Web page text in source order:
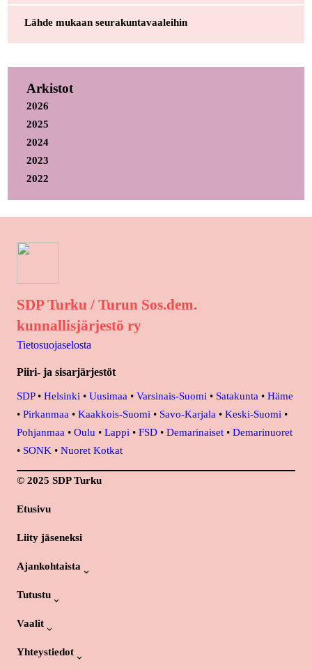
Lähde mukaan seurakuntavaaleihin
Arkistot
2026
2025
2024
2023
2022
SDP Turku / Turun Sos.dem.
kunnallisjärjestö ry
Tietosuojaselosta
Piiri- ja sisarjärjestöt
SDP• Helsinki • Uusimaa • Varsinais-Suomi • Satakunta • Häme
• Pirkanmaa • Kaakkois-Suomi • Savo-Karjala • Keski-Suomi •
Pohjanmaa • Oulu • Lappi • FSD • Demarinaiset • Demarinuoret
• SONK • Nuoret Kotkat
© 2025 SDP Turku
Etusivu
Liity jäseneksi
Ajankohtaista
Tutustu
Vaalit
Yhteystiedot